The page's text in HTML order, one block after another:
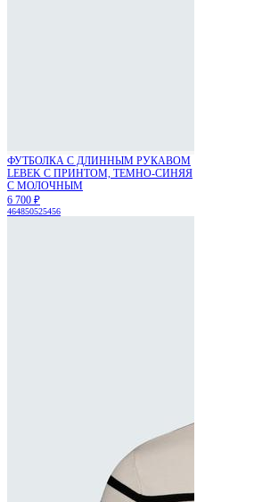
ФУТБОЛКА С ДЛИННЫМ РУКАВОМ
LEBEK С ПРИНТОМ, ТЕМНО-СИНЯЯ
С МОЛОЧНЫМ
6 700 ₽
464850525456